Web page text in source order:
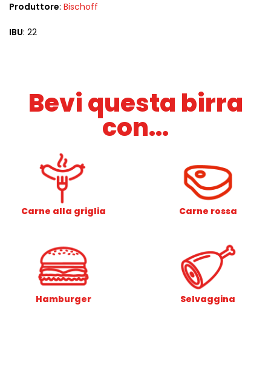
Produttore: Bischoff
IBU: 22
Bevi questa birra
con...
Carne alla griglia Carne rossa
Hamburger Selvaggina